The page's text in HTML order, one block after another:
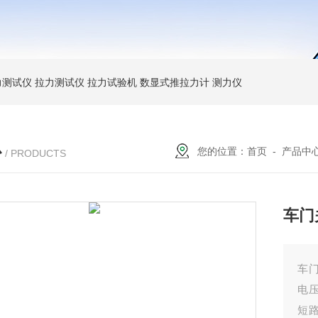
试仪 拉力测试仪 拉力试验机 数显式推拉力计 测力仪
/ PRODUCTS 您的位置： 首页 - 产品中
车
车
电
短